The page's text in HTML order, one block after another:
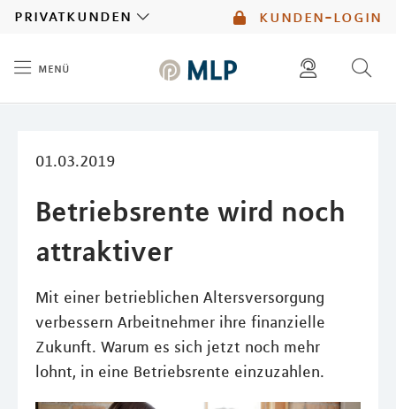
kunden-login
privatkunden
menü
01.03.2019
Betriebsrente wird noch
attraktiver
Mit einer betrieblichen Altersversorgung
verbessern Arbeitnehmer ihre finanzielle
Zukunft. Warum es sich jetzt noch mehr
lohnt, in eine Betriebsrente einzuzahlen.